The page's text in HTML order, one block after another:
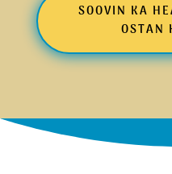
SOOVIN KA
OSTAN